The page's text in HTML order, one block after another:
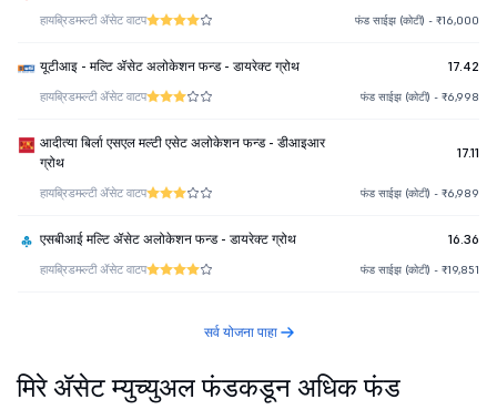
हायब्रिडमल्टी ॲसेट वाटप फंड साईझ (कोटी) - ₹16,000
यूटीआइ - मल्टि ॲसेट अलोकेशन फन्ड - डायरेक्ट ग्रोथ 17.42
हायब्रिडमल्टी ॲसेट वाटप फंड साईझ (कोटी) - ₹6,998
आदीत्या बिर्ला एसएल मल्टी एसेट अलोकेशन फन्ड - डीआइआर
ग्रोथ
17.11
हायब्रिडमल्टी ॲसेट वाटप फंड साईझ (कोटी) - ₹6,989
एसबीआई मल्टि ॲसेट अलोकेशन फन्ड - डायरेक्ट ग्रोथ 16.36
हायब्रिडमल्टी ॲसेट वाटप फंड साईझ (कोटी) - ₹19,851
सर्व योजना पाहा
मिरे ॲसेट म्युच्युअल फंडकडून अधिक फंड